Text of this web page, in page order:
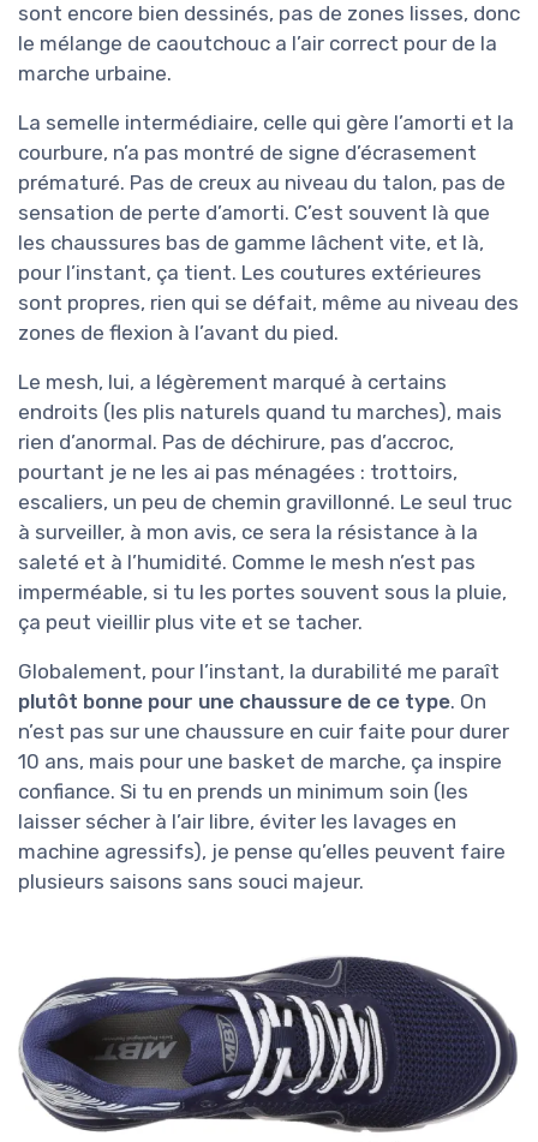
sont encore bien dessinés, pas de zones lisses, donc
le mélange de caoutchouc a l’air correct pour de la
marche urbaine.
La semelle intermédiaire, celle qui gère l’amorti et la
courbure, n’a pas montré de signe d’écrasement
prématuré. Pas de creux au niveau du talon, pas de
sensation de perte d’amorti. C’est souvent là que
les chaussures bas de gamme lâchent vite, et là,
pour l’instant, ça tient. Les coutures extérieures
sont propres, rien qui se défait, même au niveau des
zones de flexion à l’avant du pied.
Le mesh, lui, a légèrement marqué à certains
endroits (les plis naturels quand tu marches), mais
rien d’anormal. Pas de déchirure, pas d’accroc,
pourtant je ne les ai pas ménagées : trottoirs,
escaliers, un peu de chemin gravillonné. Le seul truc
à surveiller, à mon avis, ce sera la résistance à la
saleté et à l’humidité. Comme le mesh n’est pas
imperméable, si tu les portes souvent sous la pluie,
ça peut vieillir plus vite et se tacher.
Globalement, pour l’instant, la durabilité me paraît
plutôt bonne pour une chaussure de ce type. On
n’est pas sur une chaussure en cuir faite pour durer
10 ans, mais pour une basket de marche, ça inspire
confiance. Si tu en prends un minimum soin (les
laisser sécher à l’air libre, éviter les lavages en
machine agressifs), je pense qu’elles peuvent faire
plusieurs saisons sans souci majeur.